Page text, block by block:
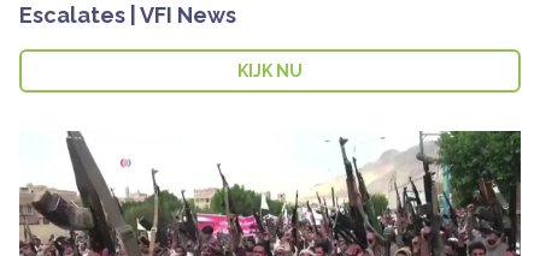
Escalates | VFI News
KIJK NU